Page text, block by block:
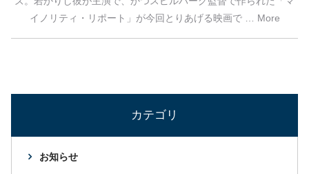
イノリティ・リポート」が今回とりあげる映画で … More
カテゴリ
お知らせ